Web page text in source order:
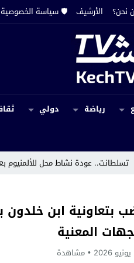
نحن؟ الأرشيف 🛡️ سياسة الخصوصية
رياضة دولي
توقف 20 يوما تثير استياء الساكنة
بتعاونية ابن
المعنية
مشاهدة